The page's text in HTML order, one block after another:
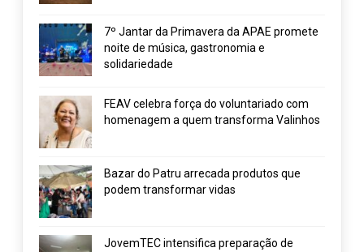
7º Jantar da Primavera da APAE promete
noite de música, gastronomia e
solidariedade
FEAV celebra força do voluntariado com
homenagem a quem transforma Valinhos
Bazar do Patru arrecada produtos que
podem transformar vidas
JovemTEC intensifica preparação de